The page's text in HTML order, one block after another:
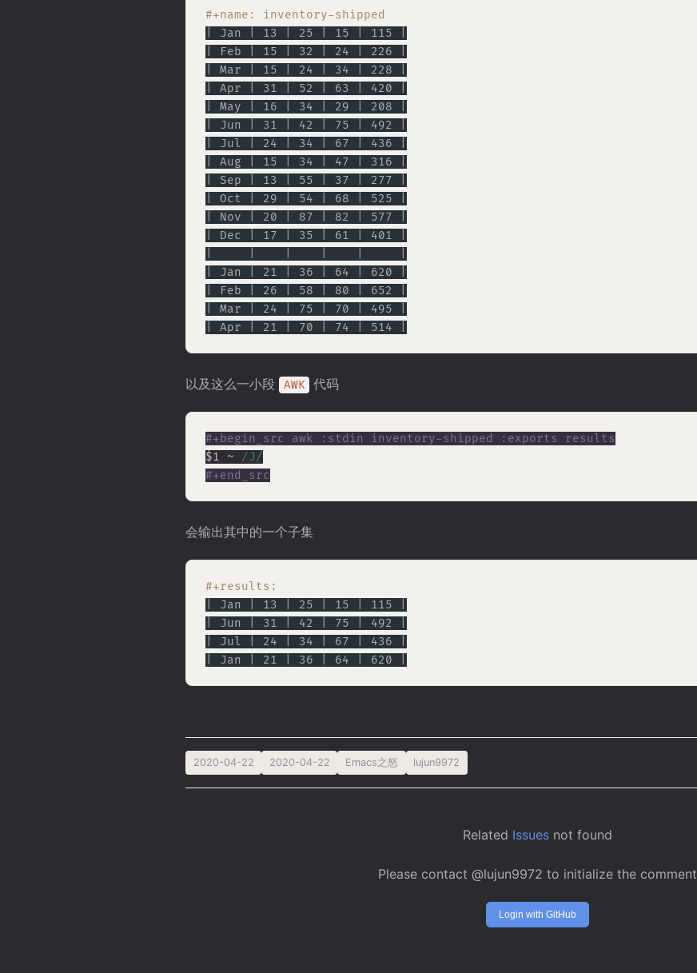
#+name: inventory-shipped
| Jan | 13 | 25 | 15 | 115 |
| Feb | 15 | 32 | 24 | 226 |
| Mar | 15 | 24 | 34 | 228 |
| Apr | 31 | 52 | 63 | 420 |
| May | 16 | 34 | 29 | 208 |
| Jun | 31 | 42 | 75 | 492 |
| Jul | 24 | 34 | 67 | 436 |
| Aug | 15 | 34 | 47 | 316 |
| Sep | 13 | 55 | 37 | 277 |
| Oct | 29 | 54 | 68 | 525 |
| Nov | 20 | 87 | 82 | 577 |
| Dec | 17 | 35 | 61 | 401 |
| Jan | 21 | 36 | 64 | 620 |
| Feb | 26 | 58 | 80 | 652 |
| Mar | 24 | 75 | 70 | 495 |
| Apr | 21 | 70 | 74 | 514 |
以及这么一小段 AWK 代码
$1 ~ /J/
#+end_src
会输出其中的一个子集
#+results:
| Jan | 13 | 25 | 15 | 115 |
| Jun | 31 | 42 | 75 | 492 |
| Jul | 24 | 34 | 67 | 436 |
| Jan | 21 | 36 | 64 | 620 |
2020-04-22 2020-04-22 Emacs之怒 lujun9972
Related Issuesnot found
Please contact @lujun9972 to initialize the comment
Login with GitHub